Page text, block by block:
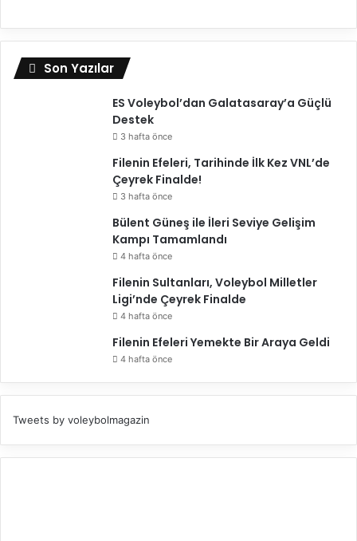
Son Yazılar
ES Voleybol’dan Galatasaray’a Güçlü
Destek
3 hafta önce
Filenin Efeleri, Tarihinde İlk Kez VNL’de
Çeyrek Finalde!
3 hafta önce
Bülent Güneş ile İleri Seviye Gelişim
Kampı Tamamlandı
4 hafta önce
Filenin Sultanları, Voleybol Milletler
Ligi’nde Çeyrek Finalde
4 hafta önce
Filenin Efeleri Yemekte Bir Araya Geldi
4 hafta önce
Tweets by voleybolmagazin